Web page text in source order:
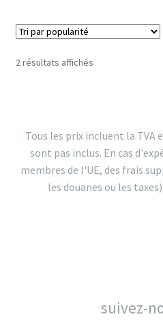
2 résultats affichésTrié
Tous les prix incluent la TVA
sont pas inclus. En cas
membres de l'UE, des frais
les douanes ou les
suivez-